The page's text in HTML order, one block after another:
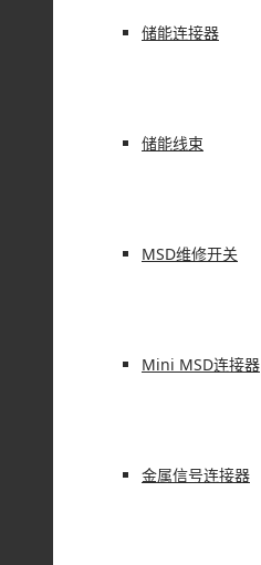
储能连接器
储能线束
MSD维修开关
Mini MSD连接器
金属信号连接器